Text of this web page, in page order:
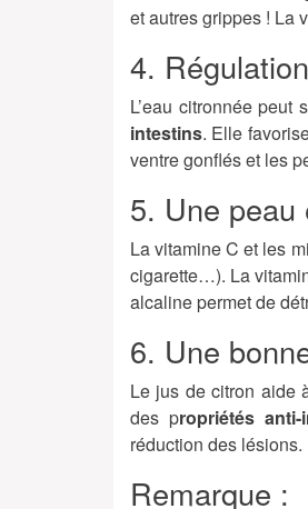
et autres grippes ! La
4.
L’eau citronnée
intestins. Elle
ventre gonflés et les
5. Une peau
La vitamine C et les
cigarette…). La
alcaline permet de
6. Une
Le jus de citron aide
des propriétés anti-
réduction des lésions.
Remarque :